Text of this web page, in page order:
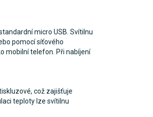
micro USB. Svítilnu
pomocí síťového
mobilní telefon. Při nabíjení
což zajišťuje
teploty lze svítilnu